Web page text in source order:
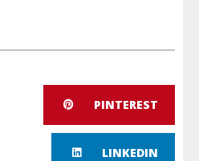
PINTEREST
LINKEDIN